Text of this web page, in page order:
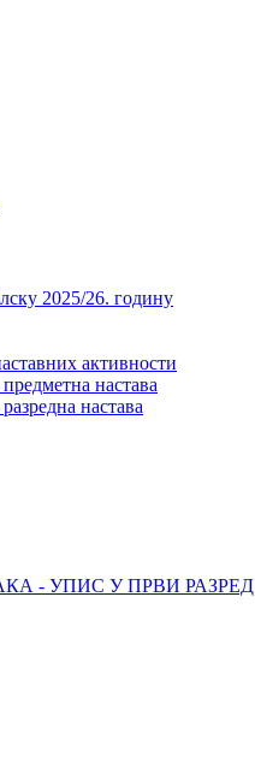
2025/26. годину
активности
настава
настава
- УПИС У ПРВИ РАЗРЕД